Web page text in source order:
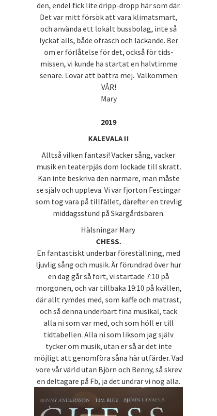
den, endel fick lite dripp-dropp här som där.
Det var mitt försök att vara klimatsmart,
och använda ett lokalt bussbolag, inte så
lyckat alls, både ofräsch och läckande. Ber
om er förlåtelse för det, också för tids-
missen, vi kunde ha startat en halvtimme
senare. Lovar att bättra mej. Välkommen
VÅR!
Mary
2019
KALEVALA !!
Alltså vilken fantasi! Vacker sång, vacker
musik en teaterpjäs dom lockade till skratt.
Kan inte beskriva den närmare, man måste
se själv och uppleva. Vi var fjorton Festingar
som tog vara på tillfället, därefter en trevlig
middagsstund på Skärgårdsbaren.
Hälsningar Mary
CHESS.
En fantastiskt underbar föreställning, med
ljuvlig sång och musik. Är förundrad över hur
en dag går så fort, vi startade 7:10 på
morgonen, och var tillbaka 19:10 på kvällen,
där allt rymdes med, som kaffe och matrast,
och så denna underbart fina musikal, tack
alla ni som var med, och som höll er till
tidtabellen. Alla ni som liksom jag själv
tycker om musik, utan er så är det inte
möjligt att genomföra såna här utfärder. Vad
vore vår värld utan Björn och Benny, så skrev
en deltagare på Fb, ja det undrar vi nog alla.